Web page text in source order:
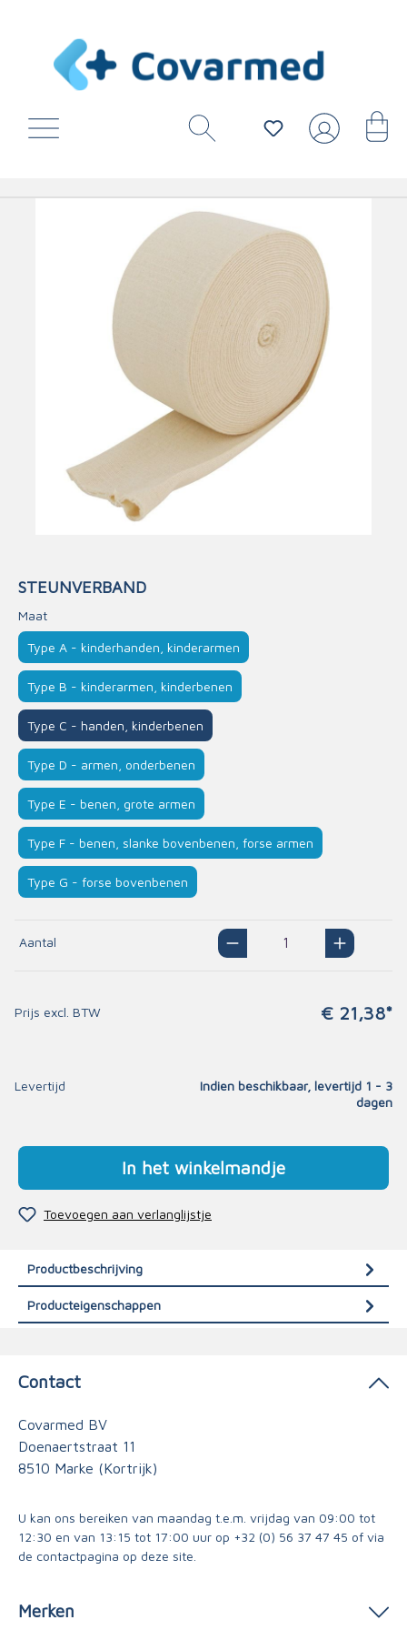
STEUNVERBAND
Maat
Type A - kinderhanden, kinderarmen
Type B - kinderarmen, kinderbenen
Type C - handen, kinderbenen
Type D - armen, onderbenen
Type E - benen, grote armen
Type F - benen, slanke bovenbenen, forse armen
Type G - forse bovenbenen
Aantal
Prijs excl. BTW € 21,38*
Levertijd
Indien beschikbaar, levertijd 1 - 3
dagen
In het winkelmandje
Toevoegen aan verlanglijstje
Productbeschrijving
Producteigenschappen
Contact
Covarmed BV
Doenaertstraat 11
8510 Marke (Kortrijk)
U kan ons bereiken van maandag t.e.m. vrijdag van 09:00 tot
12:30 en van 13:15 tot 17:00 uur op +32 (0) 56 37 47 45 of via
de contactpagina op deze site.
Merken